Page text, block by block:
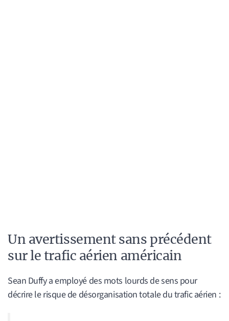
Un avertissement sans précédent
sur le trafic aérien américain
Sean Duffy a employé des mots lourds de sens pour
décrire le risque de désorganisation totale du trafic aérien :